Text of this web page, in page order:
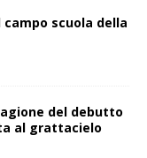
campo scuola della
del debutto
al grattacielo